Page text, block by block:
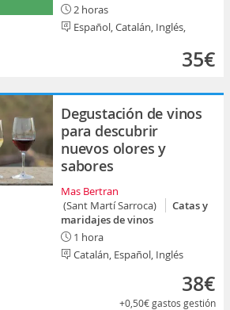
2 horas
Español, Catalán, Inglés,
35€
Degustación de vinos
para descubrir
nuevos olores y
sabores
Mas Bertran
(Sant Martí Sarroca)
Catas y
maridajes de vinos
1 hora
Catalán, Español, Inglés
38€
+0,50€gastos gestión